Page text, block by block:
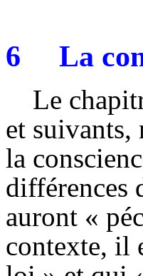
6 La
Le
et suivants,
la
différences
auront «
contexte, il